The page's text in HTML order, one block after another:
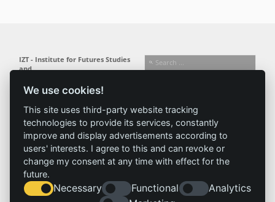
We use cookies!
This site uses third-party website tracking
technologies to provide its services, constantly
improve and display advertisements according to
users' interests. I agree to this and can revoke or
change my consent at any time with effect for the
future.
Necessary Functional
Analytics
IZT - Institute for Futures Studies
and
Busseallee 1 · 14163 Berlin
info@izt.de| www.izt.de
Institute
Profile
Team
Committees
Research
Fields of
Methods
Results
Projects
News
News